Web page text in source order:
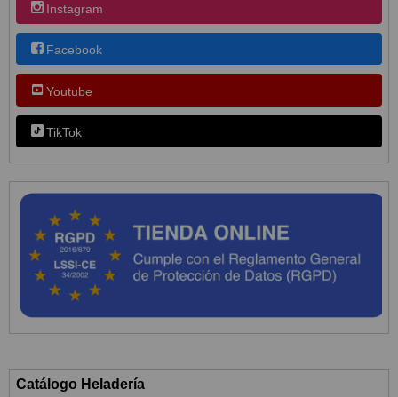
Instagram
Facebook
Youtube
TikTok
Catálogo Heladería